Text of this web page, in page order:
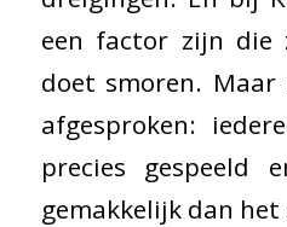
een factor zijn die
doet smoren. Maar
afgesproken:
precies gespeeld
gemakkelijk dan